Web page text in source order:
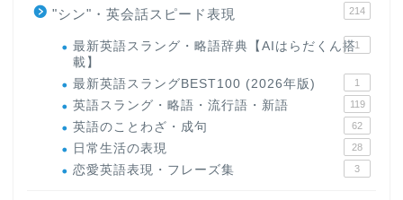
"シン"・英会話スピード表現 214
最新英語スラング・略語辞典【AIはらだくん搭
載】
1
最新英語スラングBEST100 (2026年版) 1
英語スラング・略語・流行語・新語 119
英語のことわざ・成句 62
日常生活の表現 28
恋愛英語表現・フレーズ集 3